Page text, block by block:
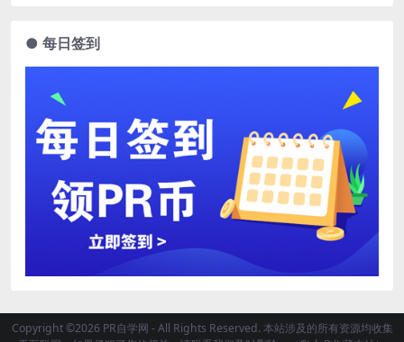
● 每日签到
Copyright ©2026 PR自学网 - All Rights Reserved. 本站涉及的所有资源均收集